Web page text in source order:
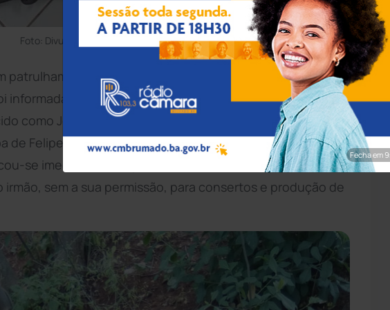
Foto: Divulgação/Cipe Sudoeste
patrulhamento na zona rural de Candiba, a 166 km de
informada de que um indivíduo identificado como Joelson
como Jó, consertava e fabricava armas em sua
de Felipe. Segundo informou a polícia ao site Achei
se imediatamente para o local, constatando que o
irmão, sem a sua permissão, para consertos e produção de
Fecha em